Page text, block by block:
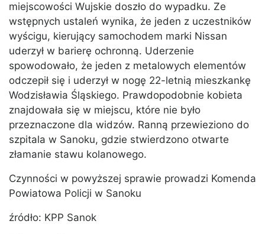
miejscowości Wujskie doszło do wypadku. Ze
wstępnych ustaleń wynika, że jeden z uczestników
wyścigu, kierujący samochodem marki Nissan
uderzył w barierę ochronną. Uderzenie
spowodowało, że jeden z metalowych elementów
odczepił się i uderzył w nogę 22-letnią mieszkankę
Wodzisławia Śląskiego. Prawdopodobnie kobieta
znajdowała się w miejscu, które nie było
przeznaczone dla widzów. Ranną przewieziono do
szpitala w Sanoku, gdzie stwierdzono otwarte
złamanie stawu kolanowego.
Czynności w powyższej sprawie prowadzi Komenda
Powiatowa Policji w Sanoku
źródło: KPP Sanok